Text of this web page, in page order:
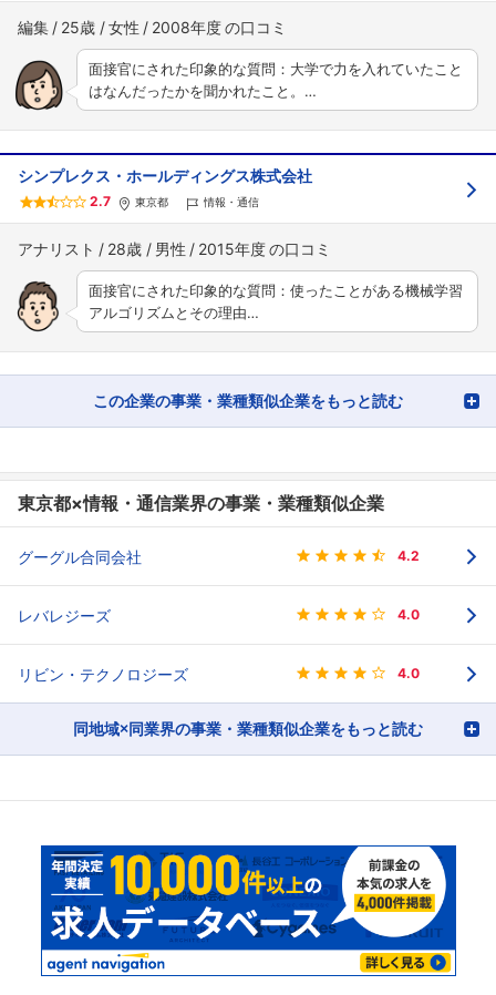
編集 25歳 女性 2008年度
面接官にされた印象的な質問：大学で力を入れていたこと
はなんだったかを聞かれたこと。…
シンプレクス・ホールディングス株式会社
2.7 東京都 情報・通信
アナリスト 28歳 男性 2015年度
面接官にされた印象的な質問：使ったことがある機械学習
アルゴリズムとその理由…
この企業の事業・業種類似企業をもっと読む
東京都×情報・通信業界の事業・業種類似企業
グーグル合同会社 4.2
レバレジーズ 4.0
リビン・テクノロジーズ 4.0
同地域×同業界の事業・業種類似企業をもっと読む